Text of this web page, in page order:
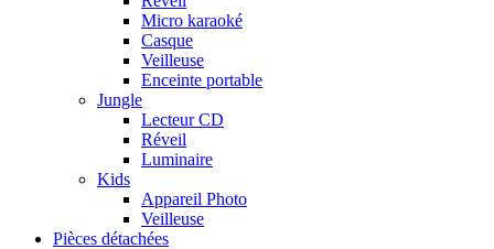
Micro karaoké
Casque
Veilleuse
Enceinte portable
Jungle
Lecteur CD
Réveil
Luminaire
Kids
Appareil Photo
Veilleuse
Pièces détachées